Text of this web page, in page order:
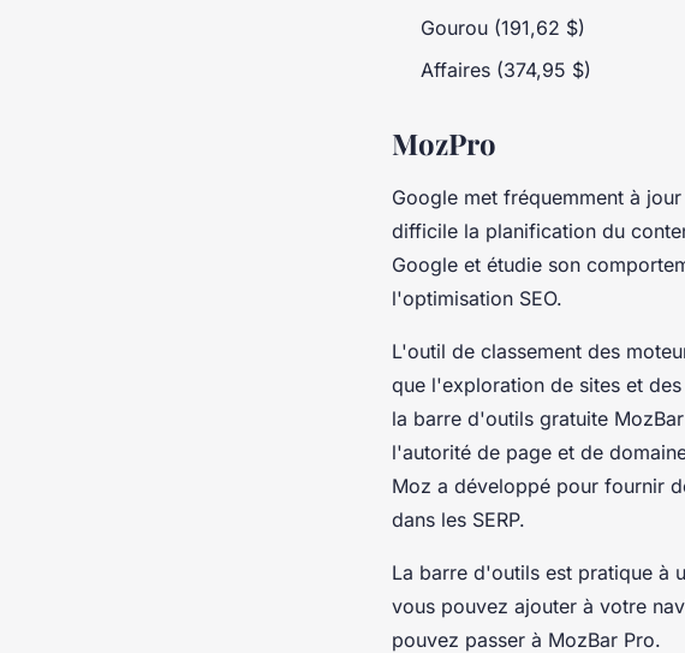
Gourou (191,62 $)
Affaires (374,95 $)
MozPro
Google met fréquemment à
difficile la planification du
Google et étudie son
l'optimisation SEO.
L'outil de classement des
que l'exploration de sites et
la barre d'outils gratuite
l'autorité de page et de
Moz a développé pour fournir
dans les SERP.
La barre d'outils est pratique à
vous pouvez ajouter à votre
pouvez passer à MozBar Pro.